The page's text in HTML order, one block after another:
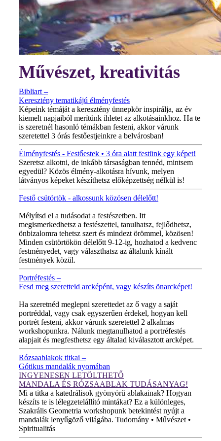
Művészet, kreativitás
Bibliart –
Keresztény tematikájú élményfestés
Képeink témáját a keresztény ünnepkör inspirálja, az év
kiemelt napjaiból merítünk ihletet az alkotásainkhoz. Ha te
is szeretnél hasonló témákban festeni, akkor várunk
szeretettel 3 órás festőestjeinkre a belvárosban!
Élményfestés - Festőestek • 3 óra alatt festünk egy képet!
Szeretsz alkotni, de inkább társaságban tennéd, mintsem
egyedül? Közös élmény-alkotásra hívunk, melyen
látványos képeket készíthetsz előképzettség nélkül is!
Festő csütörtök - alkossunk közösen délelőtt!
Mélyítsd el a tudásodat a festészetben. Itt
megismerkedhetsz a festészettel, tanulhatsz, fejlődhetsz,
önbizalomra tehetsz szert és mindezt örömmel, közösen!
Minden csütörtökön délelőtt 9-12-ig, hozhatod a kedvenc
festményedet, vagy választhatsz az általunk kínált
festmények közül.
Portréfestés –
Fesd meg szeretteid arcképént, vagy készíts önarcképet!
Ha szeretnéd meglepni szerettedet az ő vagy a saját
portréddal, vagy csak egyszerűen érdekel, hogyan kell
portrét festeni, akkor várunk szeretettel 2 alkalmas
workshopunkra. Nálunk megtanulhatod a portréfestés
alapjait és megfesthetsz egy általad kiválasztott arcképet.
Rózsaablakok titkai –
Gótikus mandalák nyomában
INGYENESEN LETÖLTHETŐ
MANDALA ÉS RÓZSAABLAK TUDÁSANYAG!
Mi a titka a katedrálisok gyönyörű ablakainak? Hogyan
készíts te is lélegzetelállító mintákat? Ez a különleges,
Szakrális Geometria workshopunk betekintést nyújt a
mandalák lenyűgöző világába. Tudomány • Művészet •
Spiritualitás